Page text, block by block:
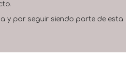
y por seguir siendo parte de esta